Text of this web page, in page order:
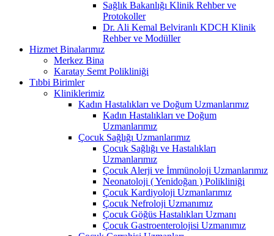
Sağlık Bakanlığı Klinik Rehber ve
Protokoller
Dr. Ali Kemal Belviranlı KDCH Klinik
Rehber ve Modüller
Hizmet Binalarımız
Merkez Bina
Karatay Semt Polikliniği
Tıbbi Birimler
Kliniklerimiz
Kadın Hastalıkları ve Doğum Uzmanlarımız
Kadın Hastalıkları ve Doğum
Uzmanlarımız
Çocuk Sağlığı Uzmanlarımız
Çocuk Sağlığı ve Hastalıkları
Uzmanlarımız
Çocuk Alerji ve İmmünoloji Uzmanlarımız
Neonatoloji ( Yenidoğan ) Polikliniği
Çocuk Kardiyoloji Uzmanlarımız
Çocuk Nefroloji Uzmanımız
Çocuk Göğüs Hastalıkları Uzmanı
Çocuk Gastroenterolojisi Uzmanımız